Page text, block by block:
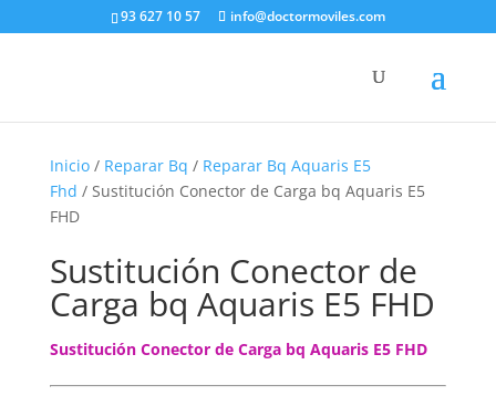
93 627 10 57 info@doctormoviles.com
Inicio/ Reparar Bq / Reparar Bq Aquaris E5
Fhd / Sustitución Conector de Carga bq Aquaris E5
FHD
Sustitución Conector de
Carga bq Aquaris E5 FHD
Sustitución Conector de Carga bq Aquaris E5 FHD